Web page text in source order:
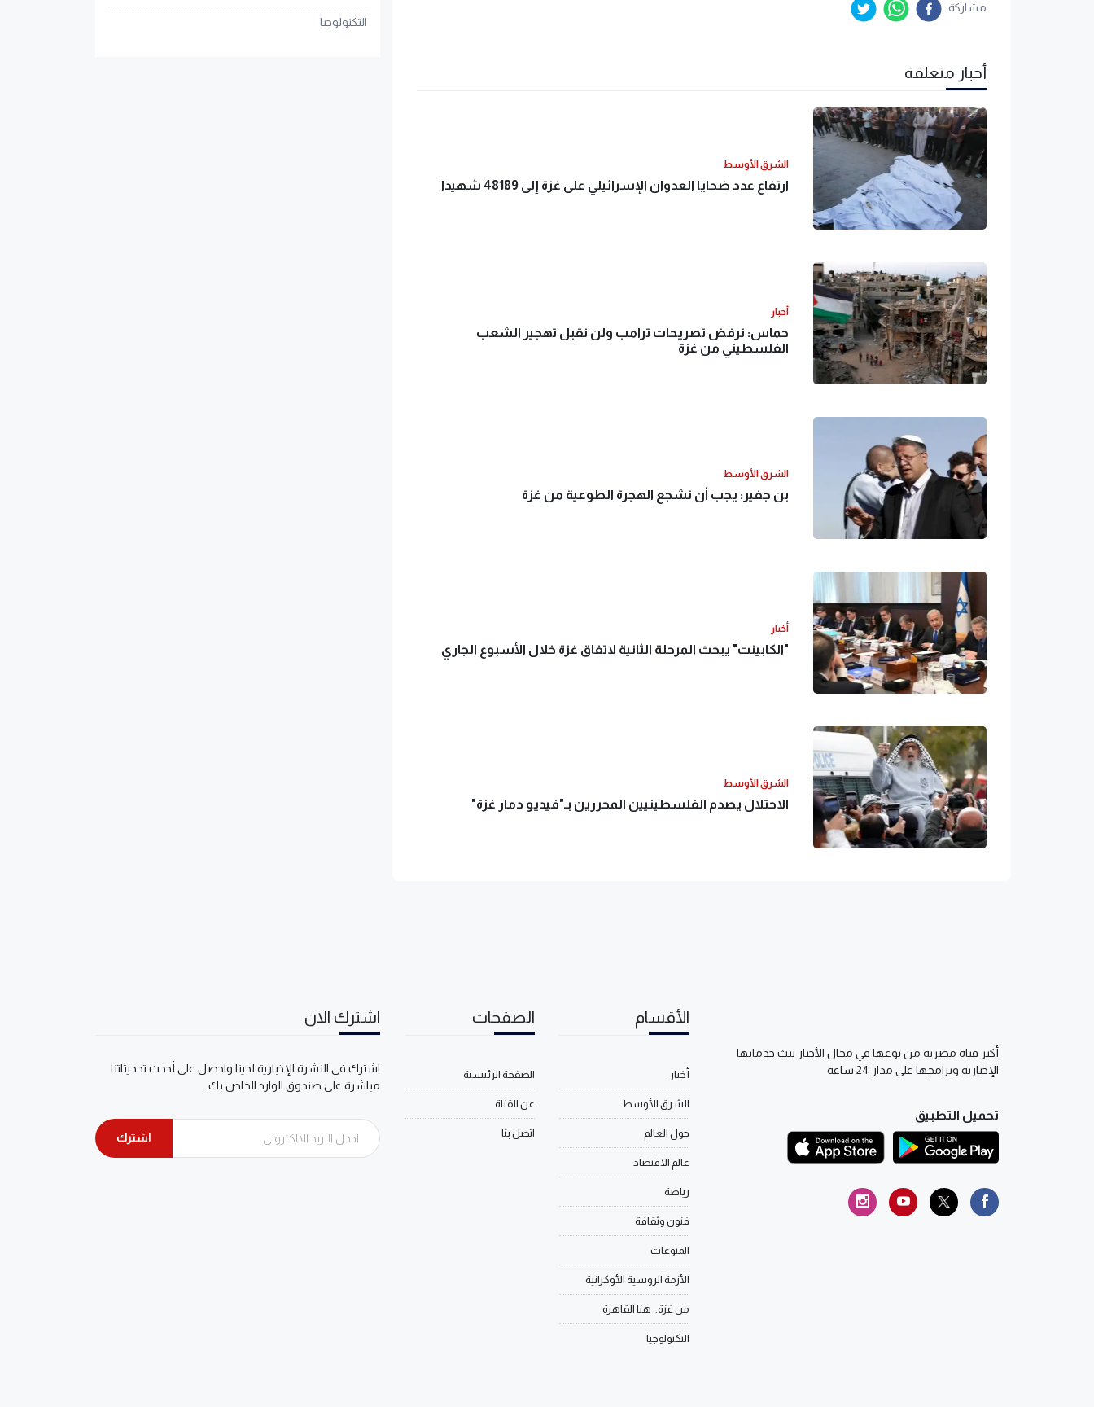
مشاركة
أخبار متعلقة
الشرق الأوسط
ارتفاع عدد ضحايا العدوان الإسرائيلي على غزة إلى 48189 شهيدا
أخبار
حماس: نرفض تصريحات ترامب ولن نقبل تهجير الشعب
الفلسطيني من غزة
الشرق الأوسط
بن جفير: يجب أن نشجع الهجرة الطوعية من غزة
أخبار
"الكابينت" يبحث المرحلة الثانية لاتفاق غزة خلال الأسبوع الجاري
الشرق الأوسط
الاحتلال يصدم الفلسطينيين المحررين بـ"فيديو دمار غزة"
التكنولوجيا
أكبر قناة مصرية من نوعها في مجال الأخبار تبث خدماتها
الإخبارية وبرامجها على مدار 24 ساعة
تحميل التطبيق
الأقسام
أخبار
الشرق الأوسط
حول العالم
عالم الاقتصاد
رياضة
فنون وثقافة
المنوعات
الأزمة الروسية الأوكرانية
من غزة.. هنا القاهرة
التكنولوجيا
الصفحات
الصفحة الرئيسية
عن القناة
اتصل بنا
اشترك الان
اشترك في النشرة الإخبارية لدينا واحصل على أحدث تحديثاتنا
مباشرة على صندوق الوارد الخاص بك.
اشترك